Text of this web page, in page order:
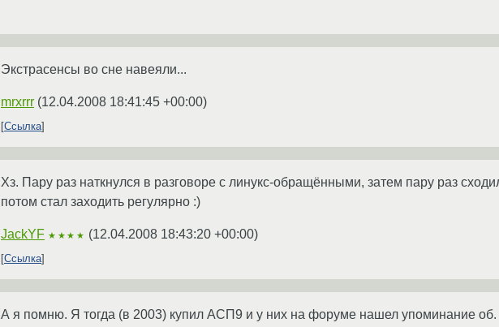
Экстрасенсы во сне навеяли...
mrxrrr (12.04.2008 18:41:45 +00:00)
Ссылка
Хз. Пару раз наткнулся в разговоре с линукс-обращёнными, затем пару раз
потом стал заходить регулярно :)
JackYF ★★★★ (12.04.2008 18:43:20 +00:00)
Ссылка
А я помню. Я тогда (в 2003) купил АСП9 и у них на форуме нашел упоминание об.